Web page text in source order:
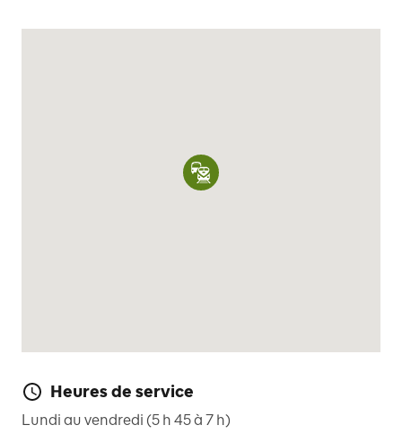
Heures de service
Lundi au vendredi (5 h 45 à 7 h)